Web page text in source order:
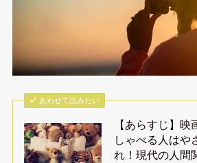
あわせて読みたい
【あらすじ】映
しゃべる人はや
れ！現代の人間